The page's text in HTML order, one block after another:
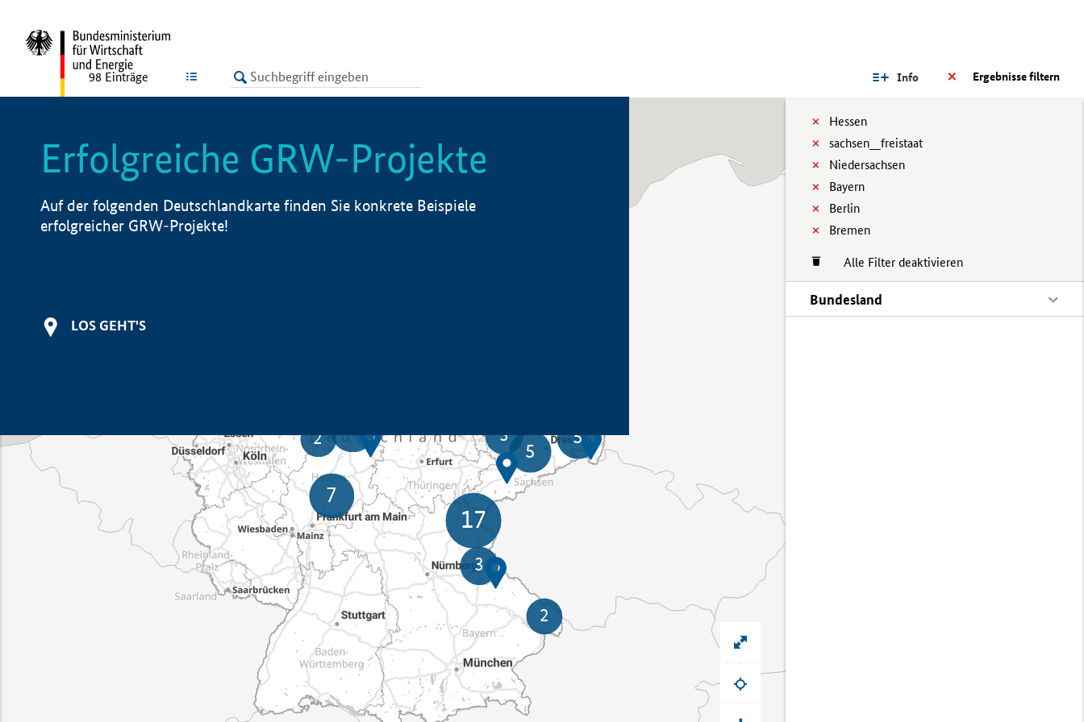
LISTE Ergebnisse filtern
Info
Hessen
sachsen__freistaat
Niedersachsen
Bayern
Berlin
Bremen
Alle Filter deaktivieren
Bundesland
98 Einträge
Erfolgreiche GRW-Projekte
Auf der folgenden Deutschlandkarte finden Sie konkrete Beispiele
erfolgreicher GRW-Projekte!
LOS GEHT'S